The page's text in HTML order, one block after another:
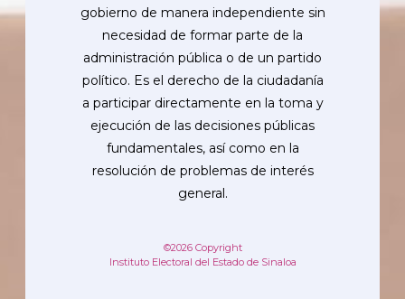
gobierno de manera independiente sin
necesidad de formar parte de la
administración pública o de un partido
político. Es el derecho de la ciudadanía
a participar directamente en la toma y
ejecución de las decisiones públicas
fundamentales, así como en la
resolución de problemas de interés
general.
©2026 Copyright
Instituto Electoral del Estado de Sinaloa